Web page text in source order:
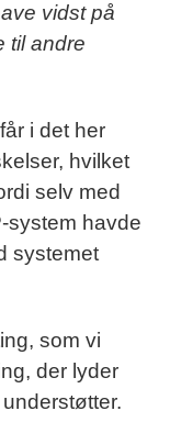
vidst på
til andre
i det her
hvilket
selv med
system havde
systemet
som vi
der lyder